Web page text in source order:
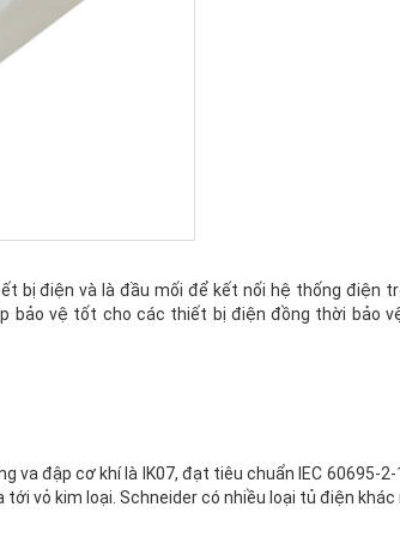
bị điện và là đầu mối để kết nối hệ thống điện
bảo vệ tốt cho các thiết bị điện đồng thời bảo
va đập cơ khí là IK07, đạt tiêu chuẩn IEC 60695-2-
vỏ kim loại. Schneider có nhiều loại tủ điện khác